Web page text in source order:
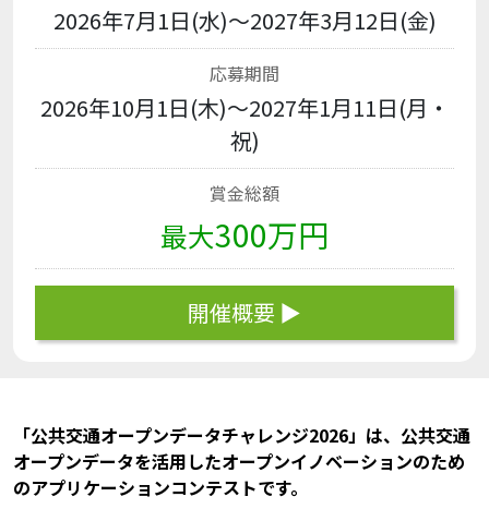
2026年7月1日(水)～2027年3月12日(金)
応募期間
2026年10月1日(木)～2027年1月11日(月・
祝)
賞金総額
最大300万円
開催概要 ▶︎
「公共交通オープンデータチャレンジ2026」は、公共交通
オープンデータを活用したオープンイノベーションのため
のアプリケーションコンテストです。